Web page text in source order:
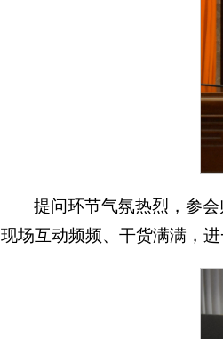
提问环节气氛热烈，参
现场互动频频、干货满满，